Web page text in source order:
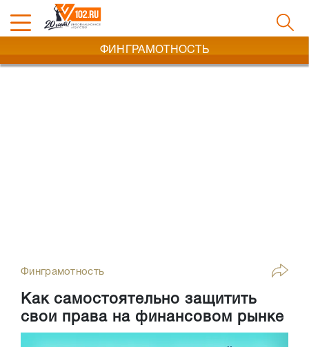
ФИНГРАМОТНОСТЬ
Финграмотность
Как самостоятельно защитить
свои права на финансовом рынке